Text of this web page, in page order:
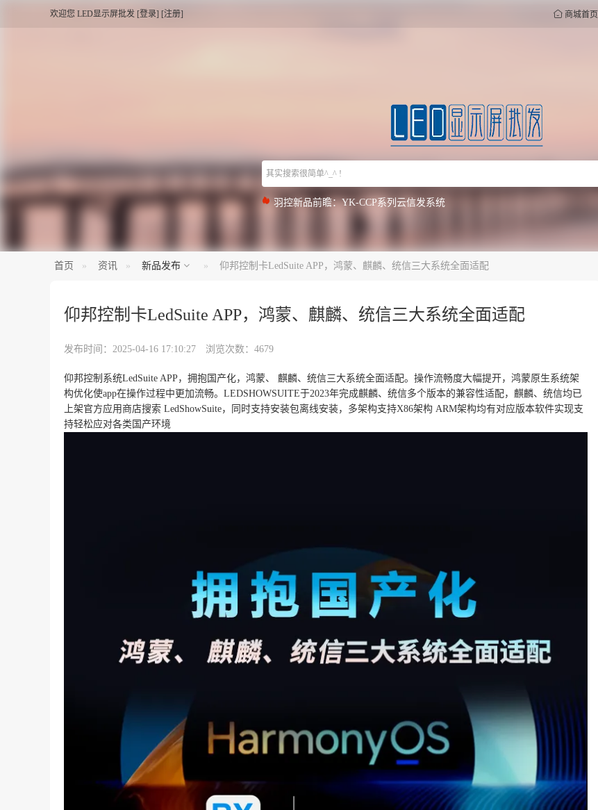
欢迎您 LED显示屏批发 [登录] [注册] 商城首页
羽控新品前瞻：YK-CCP系列云信发系统
海佳彩亮L系列-Mini COB | 快速响应市场，湖北现货供应
首页 资讯 新品发布 仰邦控制卡LedSuite APP，鸿蒙、麒麟、统信三大系统全面适配
仰邦控制卡LedSuite APP，鸿蒙、麒麟、统信三大系统全面适配
发布时间：2025-04-16 17:10:27 浏览次数：4679
仰邦控制系统LedSuite APP，拥抱国产化，鸿蒙、 麒麟、统信三大系统全面适配。操作流畅度大幅提开，鸿蒙原生系统架
构优化使app在操作过程中更加流畅。LEDSHOWSUITE于2023年完成麒麟、统信多个版本的兼容性适配，麒麟、统信均已
上架官方应用商店搜索 LedShowSuite，同时支持安装包离线安装，多架构支持X86架构 ARM架构均有对应版本软件实现支
持轻松应对各类国产环境